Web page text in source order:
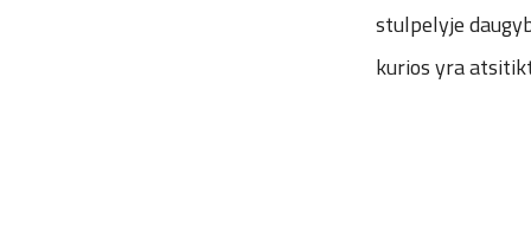
stulpelyje
kurios yra